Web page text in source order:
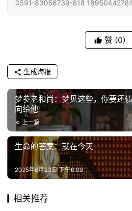
专
益
慈
善
佛
教
人
寺
院
巡
登录 注册
0591-83056739-818 18950442781
赞 (0)
生成海报
梦参老和尚：梦见这些，你要还
向给他
上一篇
生命的答案：就在今天
2025年6月23日 下午6:09
相关推荐